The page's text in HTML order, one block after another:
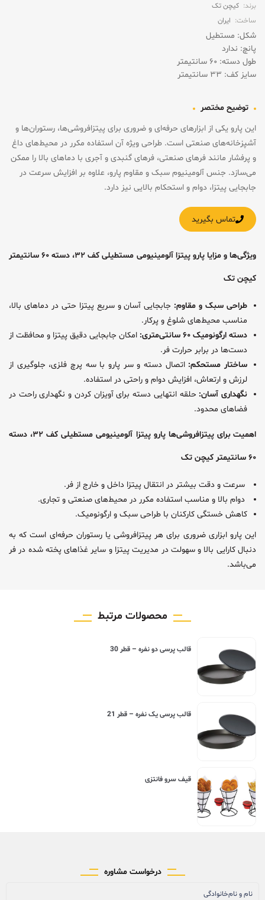
این پارو یکی از ابزارهای حرفه‌ای و ضروری برای پیتزافروشی‌ها، رستوران‌ها و
آشپزخانه‌های صنعتی است. طراحی ویژه آن استفاده مکرر در محیط‌های داغ
و پرفشار مانند فرهای صنعتی، فرهای گنبدی و آجری با دماهای بالا را ممکن
می‌سازد. جنس آلومینیوم سبک و مقاوم پارو، علاوه بر افزایش سرعت در
جابجایی پیتزا، دوام و استحکام بالایی نیز دارد.
برند: کیچن تک
ساخت: ایران
شکل: مستطیل
پانچ: ندارد
طول دسته: ۶۰ سانتیمتر
سایز کف: ۳۳ سانتیمتر
توضیح مختصر
تماس بگیرید
ویژگی‌ها و مزایا پارو پیتزا آلومینیومی مستطیلی کف ۳۲، دسته ۶۰ سانتیمتر
کیچن تک
طراحی سبک و مقاوم: جابجایی آسان و سریع پیتزا حتی در دماهای بالا،
مناسب محیط‌های شلوغ و پرکار.
دسته ارگونومیک ۶۰ سانتی‌متری:
امکان جابجایی دقیق پیتزا و محافظت از
دست‌ها در برابر حرارت فر.
ساختار مستحکم: اتصال دسته و سر پارو با سه پرچ فلزی، جلوگیری از
لرزش و ارتعاش، افزایش دوام و راحتی در استفاده.
نگهداری آسان: حلقه انتهایی دسته برای آویزان کردن و نگهداری راحت در
فضاهای محدود.
اهمیت برای پیتزافروشی‌ها پارو پیتزا آلومینیومی مستطیلی کف ۳۲، دسته
۶۰ سانتیمتر کیچن تک
سرعت و دقت بیشتر در انتقال پیتزا داخل و خارج از فر.
دوام بالا و مناسب استفاده مکرر در محیط‌های صنعتی و تجاری.
کاهش خستگی کارکنان با طراحی سبک و ارگونومیک.
این پارو ابزاری ضروری برای هر پیتزافروشی یا رستوران حرفه‌ای است که به
دنبال کارایی بالا و سهولت در مدیریت پیتزا و سایر غذاهای پخته شده در فر
می‌باشد.
محصولات مرتبط
قالب پرسی دو نفره – قطر 30
قالب پرسی یک نفره – قطر 21
قیف سرو فانتزی
درخواست مشاوره
نام و نام‌خانوادگی